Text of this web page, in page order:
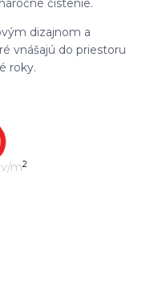
čistenie.
dizajnom a
vnášajú do priestoru
roky.
m2